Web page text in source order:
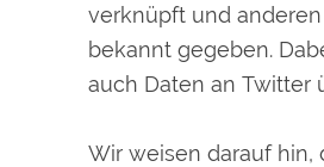
verknüpft und
bekannt gegeben.
auch Daten an Twitter
Wir weisen darauf hin,